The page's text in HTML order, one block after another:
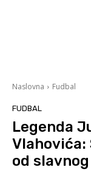
Naslovna Fudbal
FUDBAL
Legenda
Vlahovića:
od